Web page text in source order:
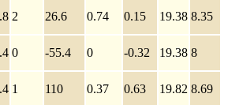
2 26.6 0.74 0.15 19.38 8.35
0 -55.4 0 -0.32 19.38 8
1 110 0.37 0.63 19.82 8.69